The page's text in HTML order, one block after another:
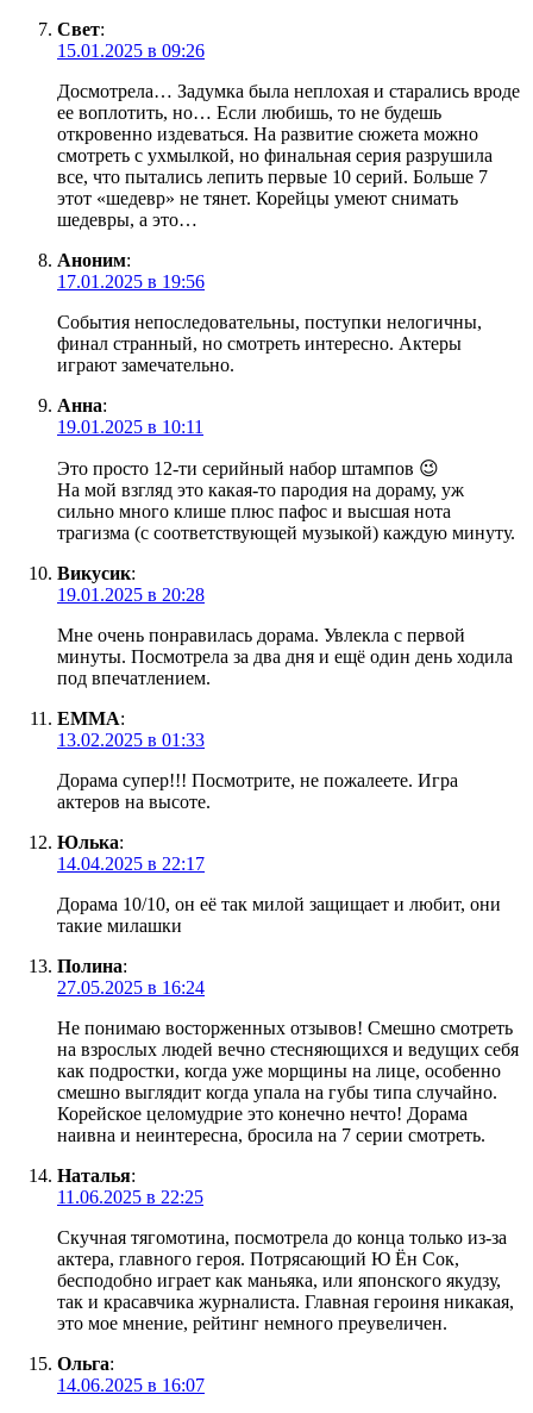
Свет:
15.01.2025 в 09:26
Досмотрела… Задумка была неплохая и старались вроде
ее воплотить, но… Если любишь, то не будешь
откровенно издеваться. На развитие сюжета можно
смотреть с ухмылкой, но финальная серия разрушила
все, что пытались лепить первые 10 серий. Больше 7
этот «шедевр» не тянет. Корейцы умеют снимать
шедевры, а это…
Аноним:
17.01.2025 в 19:56
События непоследовательны, поступки нелогичны,
финал странный, но смотреть интересно. Актеры
играют замечательно.
Анна:
19.01.2025 в 10:11
Это просто 12-ти серийный набор штампов 😉
На мой взгляд это какая-то пародия на дораму, уж
сильно много клише плюс пафос и высшая нота
трагизма (с соответствующей музыкой) каждую минуту.
Викусик:
19.01.2025 в 20:28
Мне очень понравилась дорама. Увлекла с первой
минуты. Посмотрела за два дня и ещё один день ходила
под впечатлением.
EMMA:
13.02.2025 в 01:33
Дорама супер!!! Посмотрите, не пожалеете. Игра
актеров на высоте.
Юлька:
14.04.2025 в 22:17
Дорама 10/10, он её так милой защищает и любит, они
такие милашки
Полина:
27.05.2025 в 16:24
Не понимаю восторженных отзывов! Смешно смотреть
на взрослых людей вечно стесняющихся и ведущих себя
как подростки, когда уже морщины на лице, особенно
смешно выглядит когда упала на губы типа случайно.
Корейское целомудрие это конечно нечто! Дорама
наивна и неинтересна, бросила на 7 серии смотреть.
Наталья:
11.06.2025 в 22:25
Скучная тягомотина, посмотрела до конца только из-за
актера, главного героя. Потрясающий Ю Ён Сок,
бесподобно играет как маньяка, или японского якудзу,
так и красавчика журналиста. Главная героиня никакая,
это мое мнение, рейтинг немного преувеличен.
Ольга:
14.06.2025 в 16:07